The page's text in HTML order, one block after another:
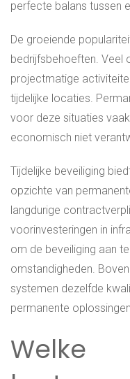
perfecte balans tussen
De groeiende
bedrijfsbehoeften. Veel
projectmatige
tijdelijke locaties.
voor deze situaties
economisch niet
Tijdelijke beveiliging
opzichte van
langdurige
voorinvesteringen in
om de beveiliging aan
omstandigheden.
systemen dezelfde
permanente
Welke